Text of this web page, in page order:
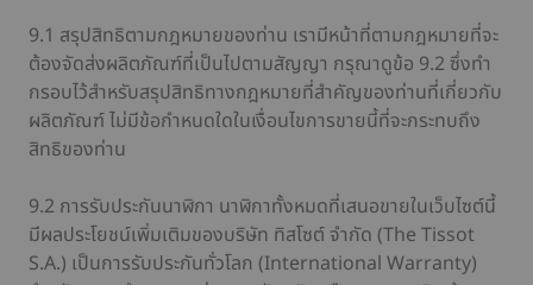
9.1 สรุปสิทธิตามกฎหมายของท่าน เรามีหน้าที่ตามกฎหมายที่จะ
ต้องจัดส่งผลิตภัณฑ์ที่เป็นไปตามสัญญา กรุณาดูข้อ 9.2 ซึ่งทำ
กรอบไว้สำหรับสรุปสิทธิทางกฎหมายที่สำคัญของท่านที่เกี่ยวกับ
ผลิตภัณฑ์ ไม่มีข้อกำหนดใดในเงื่อนไขการขายนี้ที่จะกระทบถึง
สิทธิของท่าน
9.2 การรับประกันนาฬิกา นาฬิกาทั้งหมดที่เสนอขายในเว็บไซต์นี้
มีผลประโยชน์เพิ่มเติมของบริษัท ทิสโซต์ จำกัด (The Tissot
S.A.) เป็นการรับประกันทั่วโลก (International Warranty)